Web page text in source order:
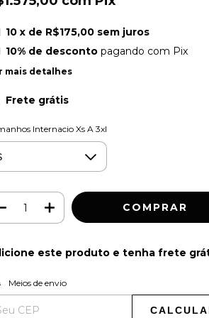
10 x de R$175,00 sem juros
10% de descontopagando com Pix
mais detalhes
Frete grátis
Internacio Xs A 3xl
este produto e tenha frete
para o CEP:
Meios de envio